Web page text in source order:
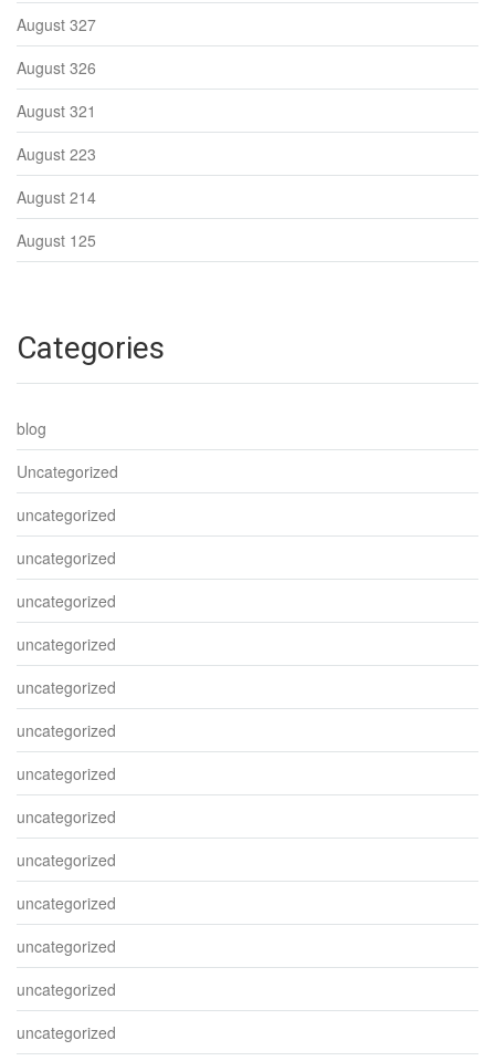
August 327
August 326
August 321
August 223
August 214
August 125
Categories
blog
Uncategorized
uncategorized
uncategorized
uncategorized
uncategorized
uncategorized
uncategorized
uncategorized
uncategorized
uncategorized
uncategorized
uncategorized
uncategorized
uncategorized